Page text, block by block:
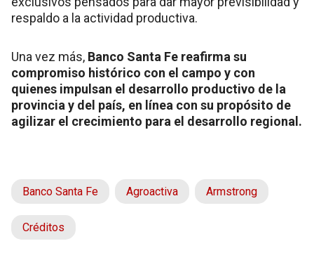
respaldo a la actividad productiva.
Una vez más, Banco Santa Fe reafirma su
compromiso histórico con el campo y con
quienes impulsan el desarrollo productivo de la
provincia y del país, en línea con su propósito de
agilizar el crecimiento para el desarrollo regional.
Banco Santa Fe Agroactiva Armstrong
Créditos